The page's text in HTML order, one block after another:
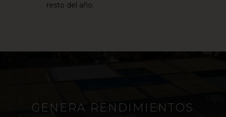
resto del año.
GENERA RENDIMIENTOS